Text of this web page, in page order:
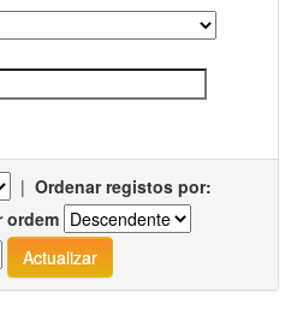
| Ordenar registos por:
ordem